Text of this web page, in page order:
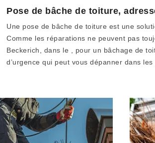
Pose de bâche de toiture,
Une pose de bâche de toiture est une
Comme les réparations ne peuvent pas
Beckerich, dans le , pour un bâchage de
d’urgence qui peut vous dépanner dans